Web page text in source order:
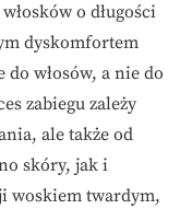
o długości
dyskomfortem
włosów, a nie do
zabiegu zależy
ale także od
skóry, jak i
woskiem twardym,